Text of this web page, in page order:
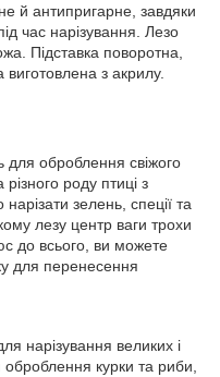
й антипригарне, завдяки
час нарізування. Лезо
Підставка поворотна,
виготовлена з акрилу.
для оброблення свіжого
роду птиці з
зелень, спеції та
лезу центр ваги трохи
до всього, ви можете
для перенесення
нарізування великих і
оброблення курки та риби,